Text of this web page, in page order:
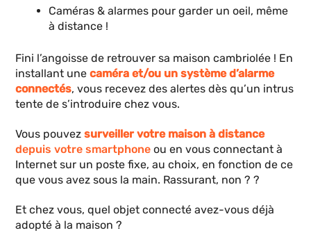
Caméras & alarmes pour garder un oeil, même
à distance !
Fini l’angoisse de retrouver sa maison cambriolée ! En
installant unecaméra et/ou un système d’alarme
connectés, vous recevez des alertes dès qu’un intrus
tente de s’introduire chez vous.
Vous pouvezsurveiller votre maison à distance
depuis votre smartphone ou en vous connectant à
Internet sur un poste fixe, au choix, en fonction de ce
que vous avez sous la main. Rassurant, non ? ?
Et chez vous, quel objet connecté avez-vous déjà
adopté à la maison ?